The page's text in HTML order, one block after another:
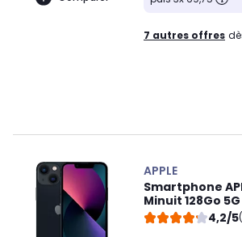
7 autres offres
APPLE
Smartphone
Minuit 128Go
4,2/5